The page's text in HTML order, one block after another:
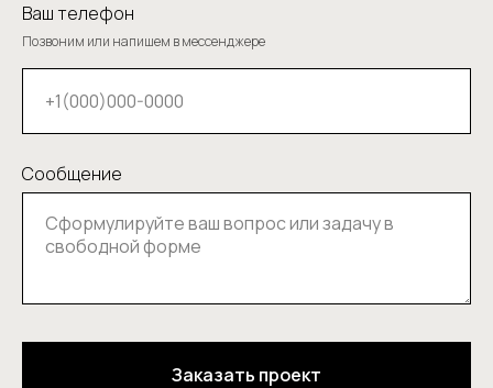
Ваш телефон
Позвоним или напишем в мессенджере
Сообщение
Заказать проект